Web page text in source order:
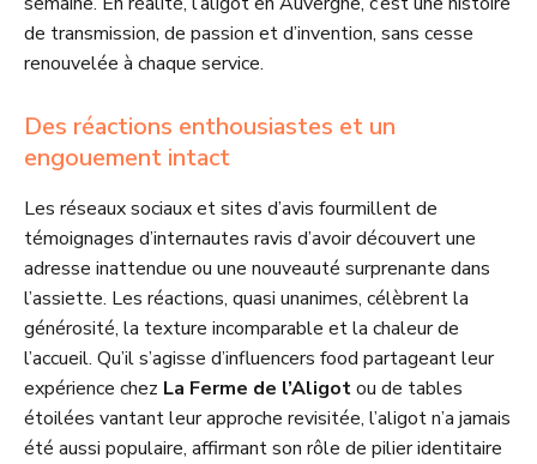
de transmission, de passion et d’invention, sans cesse
renouvelée à chaque service.
Des réactions enthousiastes et un
engouement intact
Les réseaux sociaux et sites d’avis fourmillent de
témoignages d’internautes ravis d’avoir découvert une
adresse inattendue ou une nouveauté surprenante dans
l’assiette. Les réactions, quasi unanimes, célèbrent la
générosité, la texture incomparable et la chaleur de
l’accueil. Qu’il s’agisse d’influencers food partageant leur
expérience chez La Ferme de l’Aligotou de tables
étoilées vantant leur approche revisitée, l’aligot n’a jamais
été aussi populaire, affirmant son rôle de pilier identitaire